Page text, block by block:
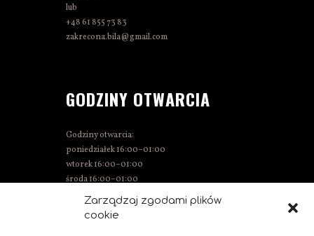
Zarządzaj zgodami plików
cookie
lub
+48 61 855 73 83
zakrecona.bila@gmail.com
GODZINY OTWARCIA
Godziny otwarcia:
poniedziałek 16:00–01:00
wtorek 16:00–01:00
środa 16:00–01:00
czwartek 15:00–01:00
piątek 15:00–02:00